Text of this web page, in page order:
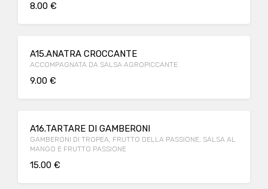
8.00 €
A15.ANATRA CROCCANTE
ACCOMPAGNATA DA SALSA AGROPICCANTE
9.00 €
A16.TARTARE DI GAMBERONI
GAMBERONI DI TROPEA, FRUTTO DELLA PASSIONE, SALSA AL
MANGO E FRUTTO PASSIONE
15.00 €